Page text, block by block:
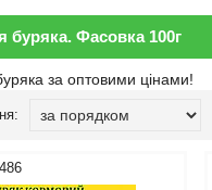
буряка. Фасовка 100г
за оптовими цінами!